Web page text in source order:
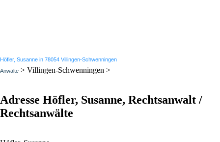
Höfler, Susanne in 78054 Villingen-Schwenningen
Anwälte > Villingen-Schwenningen >
Adresse Höfler, Susanne, Rechtsanwalt /
Rechtsanwälte